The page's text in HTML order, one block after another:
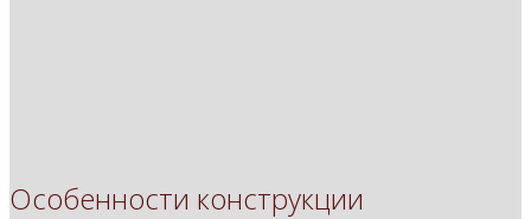
Особенности конструкции